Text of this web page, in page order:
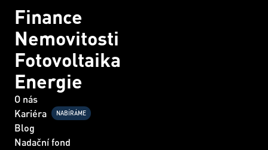
Finance
Nemovitosti
Fotovoltaika
Energie
O nás
Kariéra
NABÍRÁME
Blog
Nadační fond